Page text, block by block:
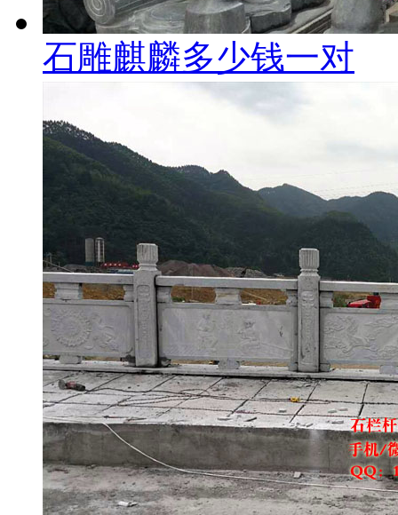
石雕麒麟多少钱一对